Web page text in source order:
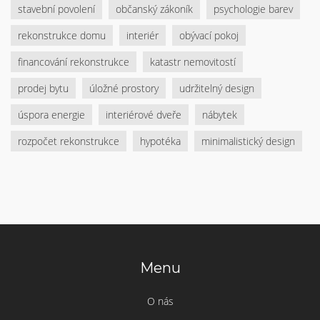
stavební povolení
občanský zákoník
psychologie barev
rekonstrukce domu
interiér
obývací pokoj
financování rekonstrukce
katastr nemovitostí
prodej bytu
úložné prostory
udržitelný design
úspora energie
interiérové dveře
nábytek
rozpočet rekonstrukce
hypotéka minimalistický design
Menu
O nás